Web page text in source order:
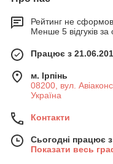
Рейтинг не
Менше 5 відгуків за
Працює з
м. Ірпінь
08200, вул.
Україна
Контакти
Сьогодні працює
Показати весь